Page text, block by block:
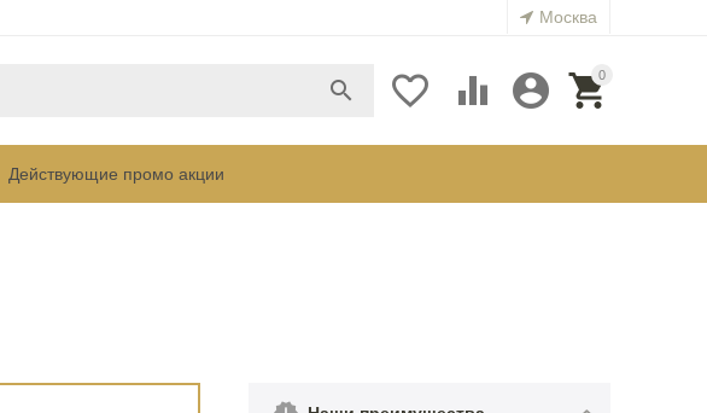
Москва
0


 

Действующие промо акции